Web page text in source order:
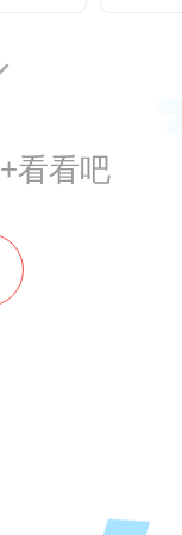
勤劳质朴
瓶、竹编
貌。
看看吧